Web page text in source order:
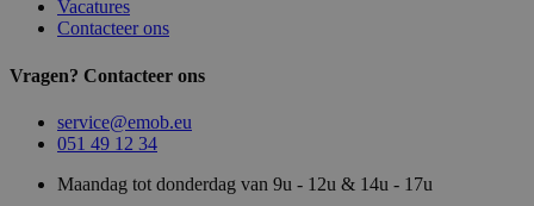
Vacatures
Contacteer ons
Vragen? Contacteer ons
service@emob.eu
051 49 12 34
Maandag tot donderdag van 9u - 12u & 14u - 17u